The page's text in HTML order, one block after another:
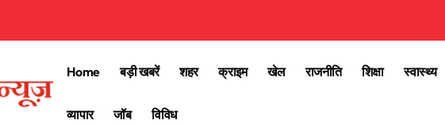
Home बड़ी खबरें शहर क्राइम खेल राजनीति शिक्षा स्वास्थ्य
व्यापार जॉब विविध